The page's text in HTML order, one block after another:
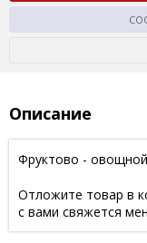
Описание
Фруктово -
Отложите товар в
с вами свяжется